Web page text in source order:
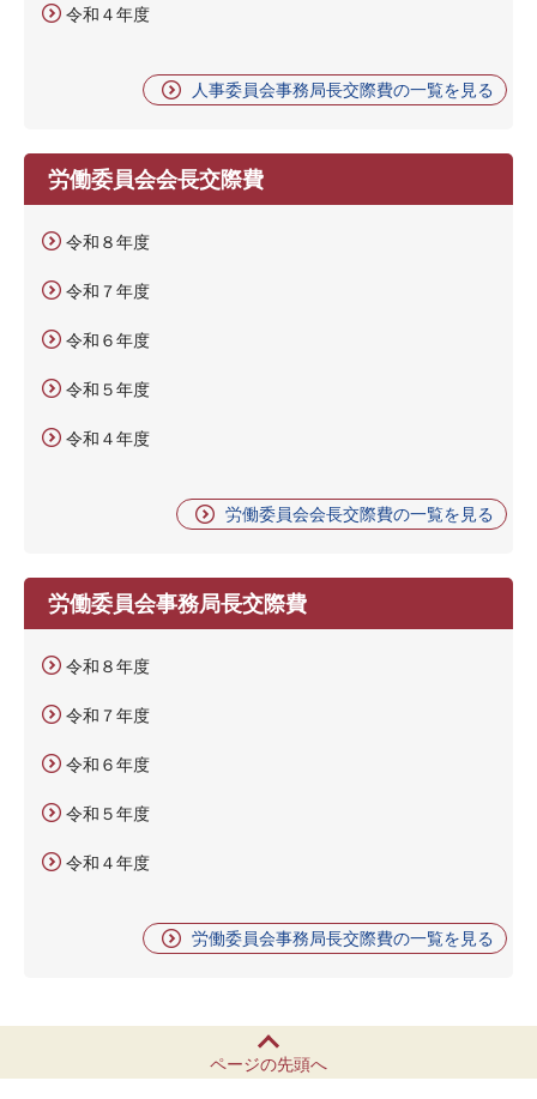
令和４年度
人事委員会事務局長交際費の一覧を見る
労働委員会会長交際費
令和８年度
令和７年度
令和６年度
令和５年度
令和４年度
労働委員会会長交際費の一覧を見る
労働委員会事務局長交際費
令和８年度
令和７年度
令和６年度
令和５年度
令和４年度
労働委員会事務局長交際費の一覧を見る
ページの先頭へ